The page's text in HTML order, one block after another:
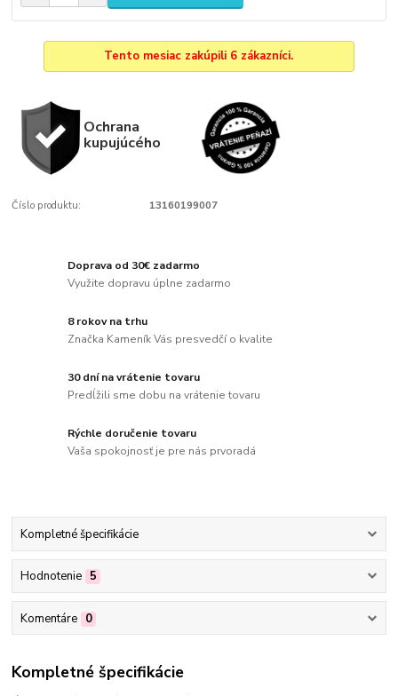
Tento mesiac zakúpili 6 zákazníci.
Ochrana
kupujúcého
Číslo produktu: 13160199007
Doprava od 30€ zadarmo
Využite dopravu úplne zadarmo
8 rokov na trhu
Značka Kameník Vás presvedčí o kvalite
30 dní na vrátenie tovaru
Predĺžili sme dobu na vrátenie tovaru
Rýchle doručenie tovaru
Vaša spokojnosť je pre nás prvoradá
Kompletné špecifikácie
Hodnotenie 5
Komentáre 0
Kompletné špecifikácie